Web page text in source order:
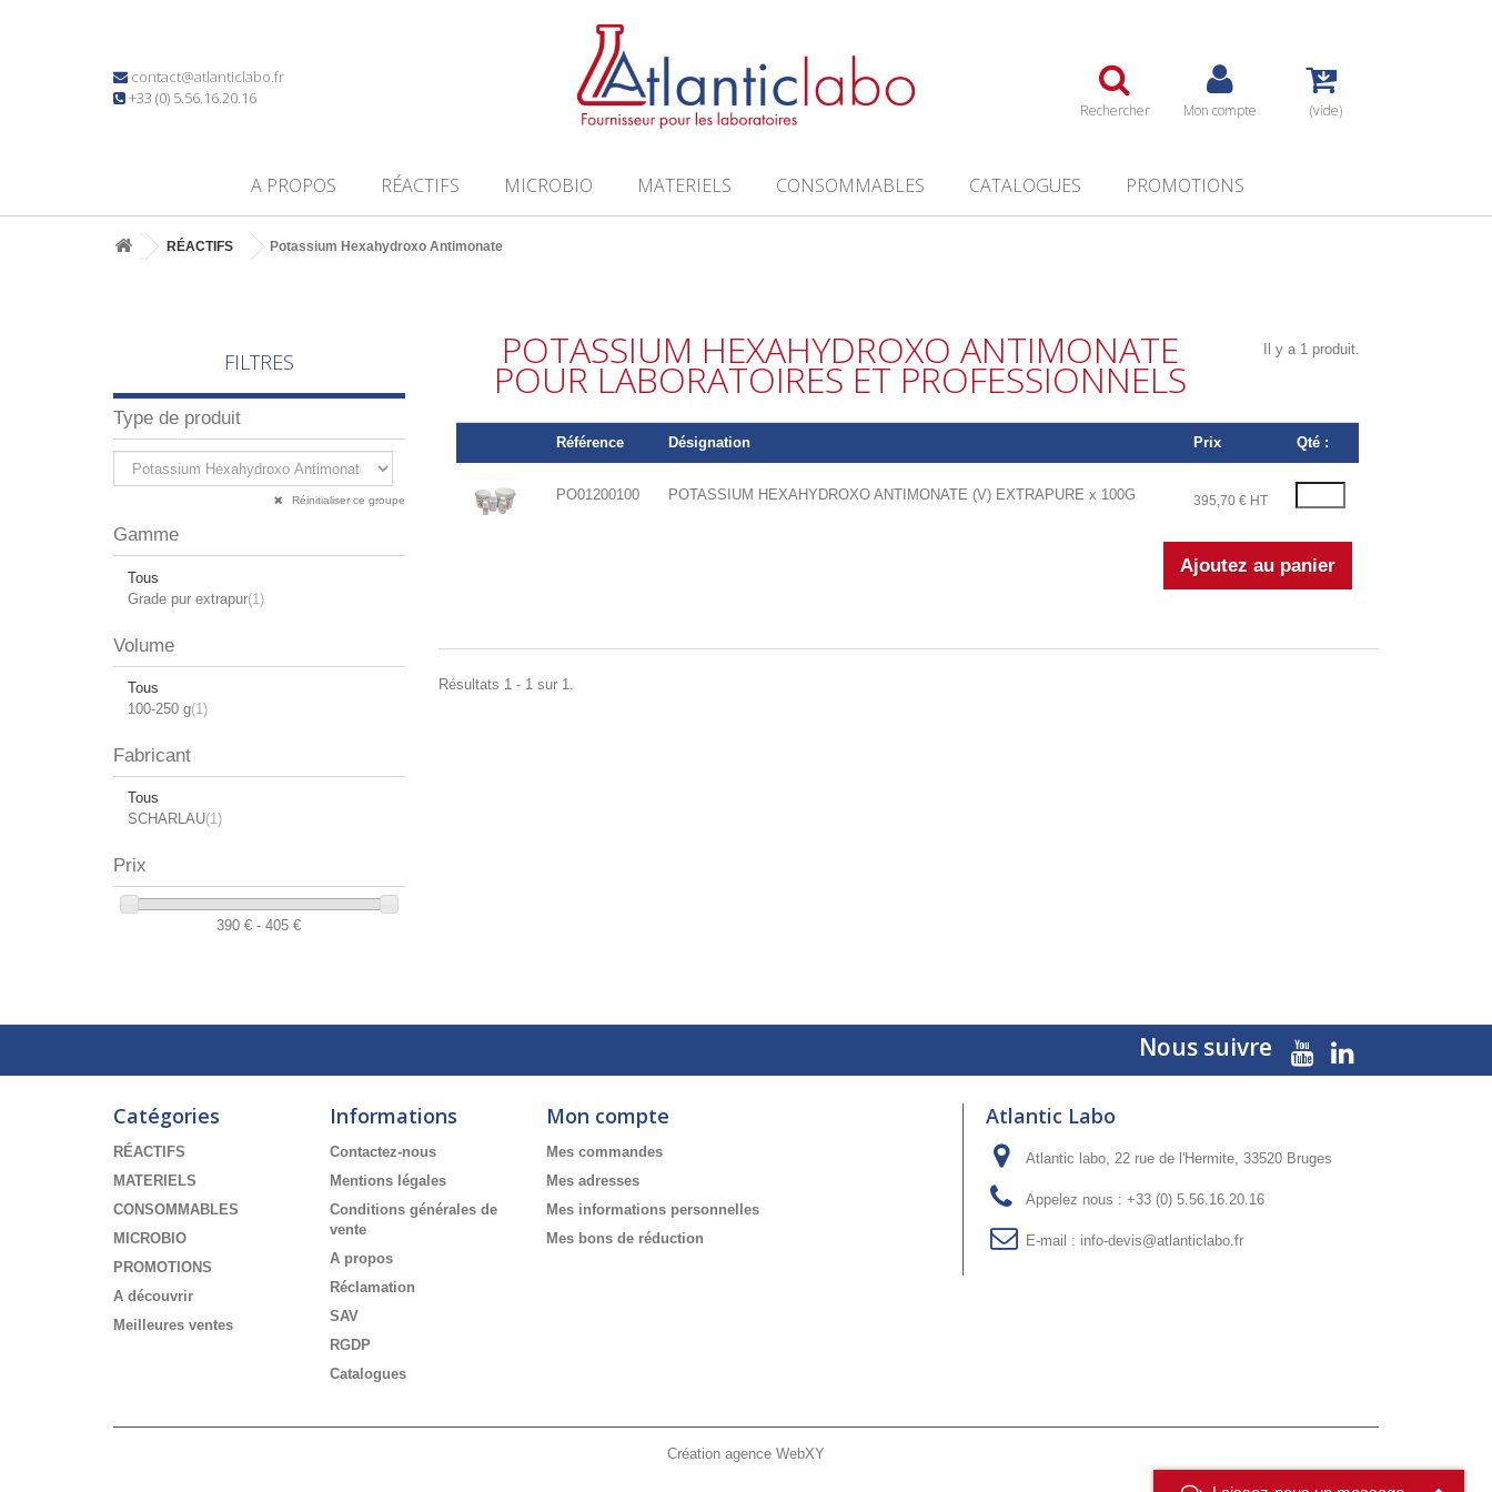
contact@atlanticlabo.fr
+33 (0) 5.56.16.20.16
Rechercher Mon compte (vide)
A PROPOS RÉACTIFS MICROBIO MATERIELS CONSOMMABLES CATALOGUES PROMOTIONS
RÉACTIFS Potassium Hexahydroxo Antimonate
FILTRES
Type de produit
Réinitialiser ce groupe
Gamme
Tous
Grade pur extrapur(1)
Volume
Tous
100-250 g(1)
Fabricant
Tous
SCHARLAU(1)
Prix
390 € - 405 €
POTASSIUM HEXAHYDROXO ANTIMONATE
POUR LABORATOIRES ET PROFESSIONNELS
Il y a 1 produit.
Référence Désignation Prix Qté :
PO01200100 POTASSIUM HEXAHYDROXO ANTIMONATE (V) EXTRAPURE x 100G 395,70 € HT
Résultats 1 - 1 sur 1.
Nous suivre
Catégories
RÉACTIFS
MATERIELS
CONSOMMABLES
MICROBIO
PROMOTIONS
A découvrir
Meilleures ventes
Informations
Contactez-nous
Mentions légales
Conditions générales de
vente
A propos
Réclamation
SAV
RGDP
Catalogues
Création agence WebXY
Mon compte
Mes commandes
Mes adresses
Mes informations personnelles
Mes bons de réduction
Atlantic Labo
Atlantic labo, 22 rue de l'Hermite, 33520 Bruges
Appelez nous : +33 (0) 5.56.16.20.16
E-mail : info-devis@atlanticlabo.fr